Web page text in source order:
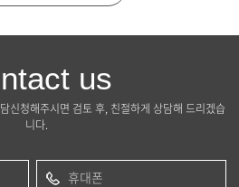
us
신청해주시면 검토 후, 친절하게 상담해 드리겠습
니다.
휴대폰